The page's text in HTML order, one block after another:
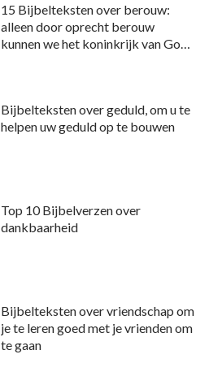
15 Bijbelteksten over berouw:
alleen door oprecht berouw
kunnen we het koninkrijk van God
Bijbelteksten over geduld, om u te
helpen uw geduld op te bouwen
Top 10 Bijbelverzen over
dankbaarheid
Bijbelteksten over vriendschap om
je te leren goed met je vrienden om
te gaan